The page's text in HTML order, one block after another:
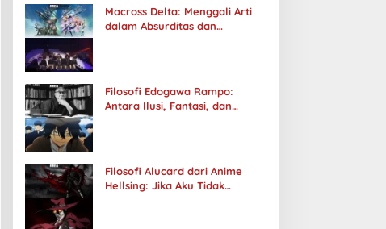
Macross Delta: Menggali Arti
dalam Absurditas dan
Filosofi Edogawa Rampo:
Antara Ilusi, Fantasi, dan
Filosofi Alucard dari Anime
Hellsing: Jika Aku Tidak